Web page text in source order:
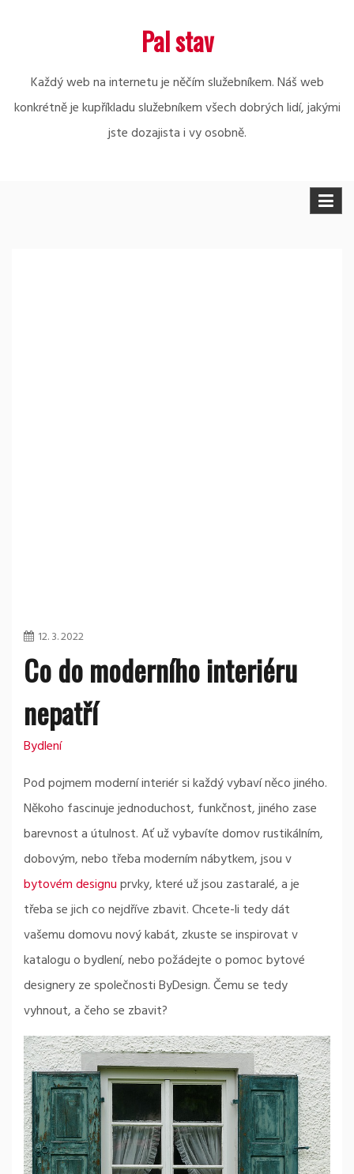
Pal stav
Každý web na internetu je něčím služebníkem. Náš web
konkrétně je kupříkladu služebníkem všech dobrých lidí, jakými
jste dozajista i vy osobně.
12. 3. 2022
Co do moderního interiéru
nepatří
Bydlení
Pod pojmem moderní interiér si každý vybaví něco jiného.
Někoho fascinuje jednoduchost, funkčnost, jiného zase
barevnost a útulnost. Ať už vybavíte domov rustikálním,
dobovým, nebo třeba moderním nábytkem, jsou v
bytovém designuprvky, které už jsou zastaralé, a je
třeba se jich co nejdříve zbavit. Chcete-li tedy dát
vašemu domovu nový kabát, zkuste se inspirovat v
katalogu o bydlení, nebo požádejte o pomoc bytové
designery ze společnosti ByDesign. Čemu se tedy
vyhnout, a čeho se zbavit?